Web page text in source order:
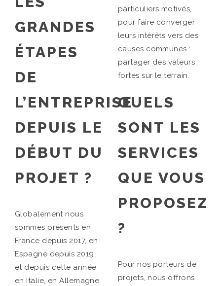
GRANDES
ÉTAPES
DE
L’ENTREPRISE
DEPUIS LE
DÉBUT DU
PROJET ?
Globalement nous
sommes présents en
France depuis 2017, en
Espagne depuis 2019
et depuis cette année
en Italie, en Allemagne
particuliers motivés,
pour faire converger
leurs intérêts vers des
causes communes :
partager des valeurs
fortes sur le terrain.
QUELS
SONT LES
SERVICES
QUE VOUS
PROPOSEZ
?
Pour nos porteurs de
projets, nous offrons